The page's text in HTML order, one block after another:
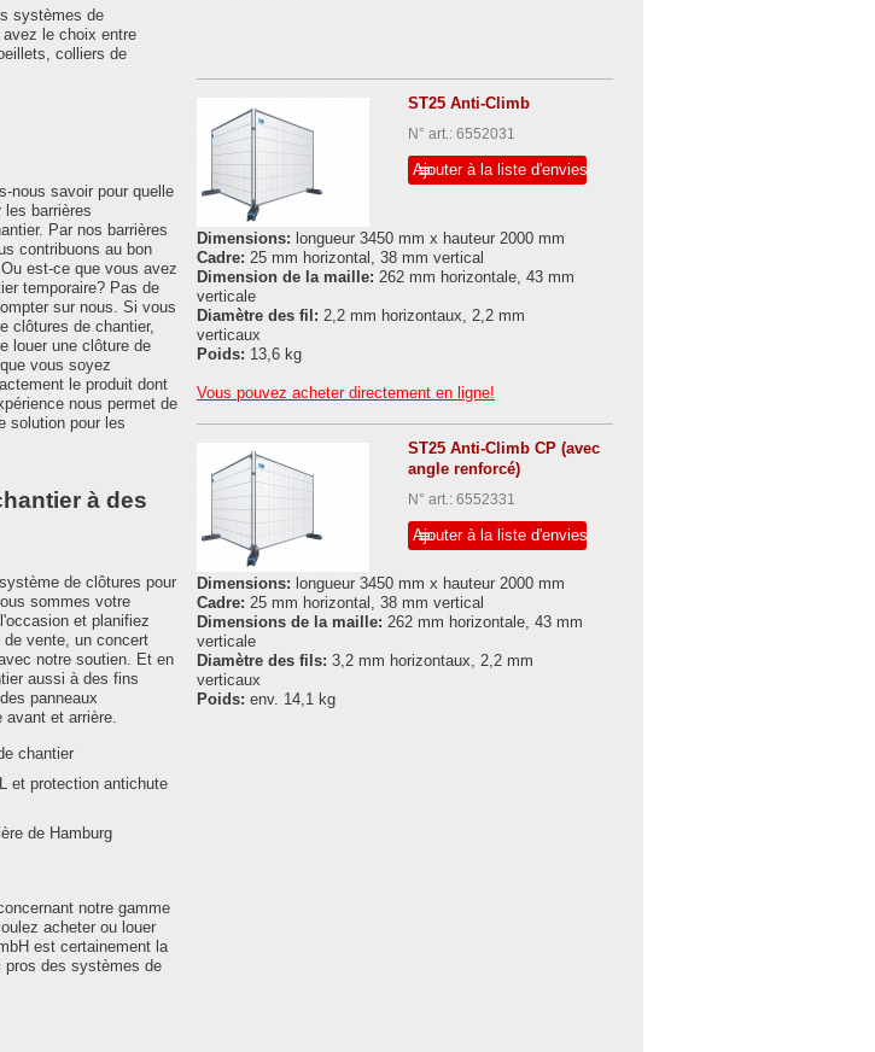
systèmes de
le choix entre
colliers de
nous savoir pour quelle
barrières
Par nos barrières
contribuons au bon
est-ce que vous avez
temporaire? Pas de
sur nous. Si vous
clôtures de chantier,
louer une clôture de
vous soyez
le produit dont
nous permet de
solution pour les
à des
de clôtures pour
sommes votre
et planifiez
vente, un concert
notre soutien. Et en
aussi à des fins
panneaux
avant et arrière.
chantier
et protection antichute
de Hamburg
notre gamme
acheter ou louer
est certainement la
pros des systèmes de
ST25 Anti-Climb
N° art.: 6552031
Ajouter à la liste d'envies
Dimensions: longueur 3450 mm x hauteur 2000 mm
Cadre: 25 mm horizontal, 38 mm vertical
Dimension de la maille: 262 mm horizontale, 43 mm
verticale
Diamètre des fil: 2,2 mm horizontaux, 2,2 mm
verticaux
Poids: 13,6 kg
Vous pouvez acheter directement en ligne!
ST25 Anti-Climb CP (avec
angle renforcé)
N° art.: 6552331
Ajouter à la liste d'envies
Dimensions: longueur 3450 mm x hauteur 2000 mm
Cadre: 25 mm horizontal, 38 mm vertical
Dimensions de la maille: 262 mm horizontale, 43 mm
verticale
Diamètre des fils: 3,2 mm horizontaux, 2,2 mm
verticaux
Poids: env. 14,1 kg